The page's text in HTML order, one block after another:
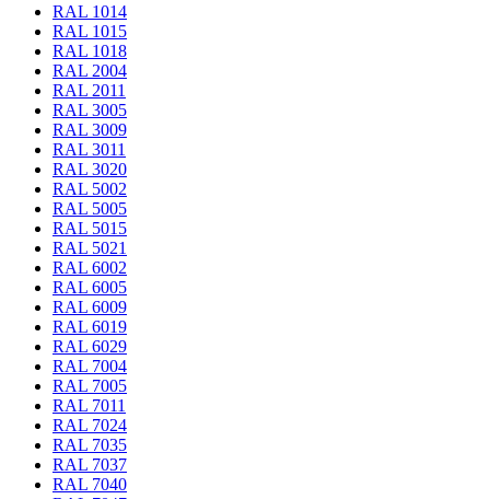
RAL 1014
RAL 1015
RAL 1018
RAL 2004
RAL 2011
RAL 3005
RAL 3009
RAL 3011
RAL 3020
RAL 5002
RAL 5005
RAL 5015
RAL 5021
RAL 6002
RAL 6005
RAL 6009
RAL 6019
RAL 6029
RAL 7004
RAL 7005
RAL 7011
RAL 7024
RAL 7035
RAL 7037
RAL 7040